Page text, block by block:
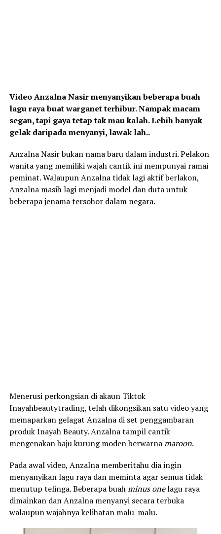
Video Anzalna Nasir menyanyikan beberapa buah
lagu raya buat warganet terhibur. Nampak macam
segan, tapi gaya tetap tak mau kalah. Lebih banyak
gelak daripada menyanyi, lawak lah..
Anzalna Nasir bukan nama baru dalam industri. Pelakon
wanita yang memiliki wajah cantik ini mempunyai ramai
peminat. Walaupun Anzalna tidak lagi aktif berlakon,
Anzalna masih lagi menjadi model dan duta untuk
beberapa jenama tersohor dalam negara.
Menerusi perkongsian di akaun Tiktok
Inayahbeautytrading, telah dikongsikan satu video yang
memaparkan gelagat Anzalna di set penggambaran
produk Inayah Beauty. Anzalna tampil cantik
mengenakan baju kurung moden berwarnamaroon.
Pada awal video, Anzalna memberitahu dia ingin
menyanyikan lagu raya dan meminta agar semua tidak
menutup telinga. Beberapa buahminus onelagu raya
dimainkan dan Anzalna menyanyi secara terbuka
walaupun wajahnya kelihatan malu-malu.